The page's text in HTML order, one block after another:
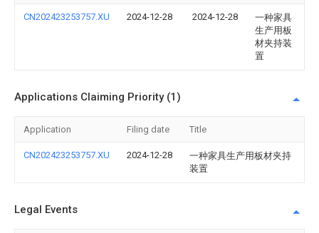
CN202423253757.XU 2024-12-28 2024-12-28
一种家具
生产用板
材夹持装
置
Applications Claiming Priority (1)
Application Filing date Title
CN202423253757.XU 2024-12-28
一种家具生产用板材夹持
装置
Legal Events